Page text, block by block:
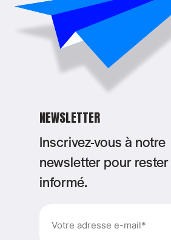
NEWSLETTER
Inscrivez-vous à notre
newsletter pour rester
informé.
mail